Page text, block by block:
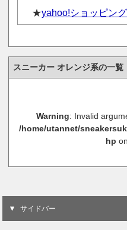
★yahoo!ショッピン
スニーカー オレンジ系の一覧
Warning: Invalid
/home/utannet/
hp
サイドバー